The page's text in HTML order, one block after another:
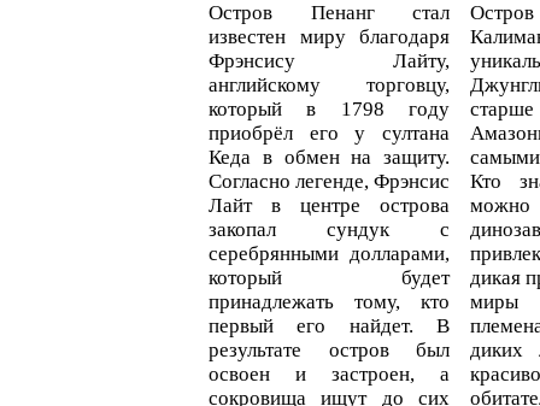
Остров Пенанг стал
известен миру благодаря
Фрэнсису Лайту,
английскому торговцу,
который в 1798 году
приобрёл его у султана
Кеда в обмен на защиту.
Согласно легенде, Фрэнсис
Лайт в центре острова
закопал сундук с
серебрянными долларами,
который будет
принадлежать тому, кто
первый его найдет. В
результате остров был
освоен и застроен, а
сокровища ищут до сих
Кто
дикая
миры
диких